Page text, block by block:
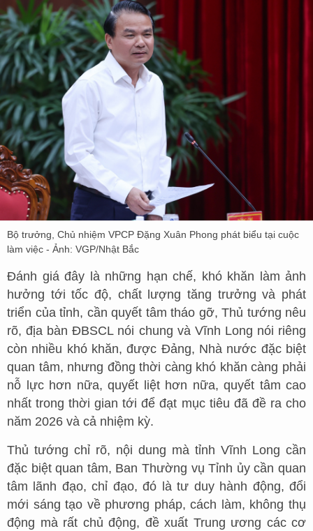
Bộ trưởng, Chủ nhiệm VPCP Đặng Xuân Phong phát biểu tại cuộc
làm việc - Ảnh: VGP/Nhật Bắc
Đánh giá đây là những hạn chế, khó khăn làm ảnh
hưởng tới tốc độ, chất lượng tăng trưởng và phát
triển của tỉnh, cần quyết tâm tháo gỡ, Thủ tướng nêu
rõ, địa bàn ĐBSCL nói chung và Vĩnh Long nói riêng
còn nhiều khó khăn, được Đảng, Nhà nước đặc biệt
quan tâm, nhưng đồng thời càng khó khăn càng phải
nỗ lực hơn nữa, quyết liệt hơn nữa, quyết tâm cao
nhất trong thời gian tới để đạt mục tiêu đã đề ra cho
năm 2026 và cả nhiệm kỳ.
Thủ tướng chỉ rõ, nội dung mà tỉnh Vĩnh Long cần
đặc biệt quan tâm, Ban Thường vụ Tỉnh ủy cần quan
tâm lãnh đạo, chỉ đạo, đó là tư duy hành động, đổi
mới sáng tạo về phương pháp, cách làm, không thụ
động mà rất chủ động, đề xuất Trung ương các cơ